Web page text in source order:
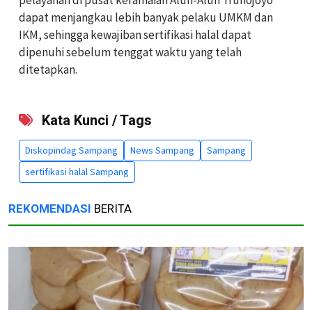
dapat menjangkau lebih banyak pelaku UMKM dan
IKM, sehingga kewajiban sertifikasi halal dapat
dipenuhi sebelum tenggat waktu yang telah
ditetapkan.
Kata Kunci / Tags
Diskopindag Sampang News Sampang
Sampang
sertifikasi halal Sampang
REKOMENDASI BERITA